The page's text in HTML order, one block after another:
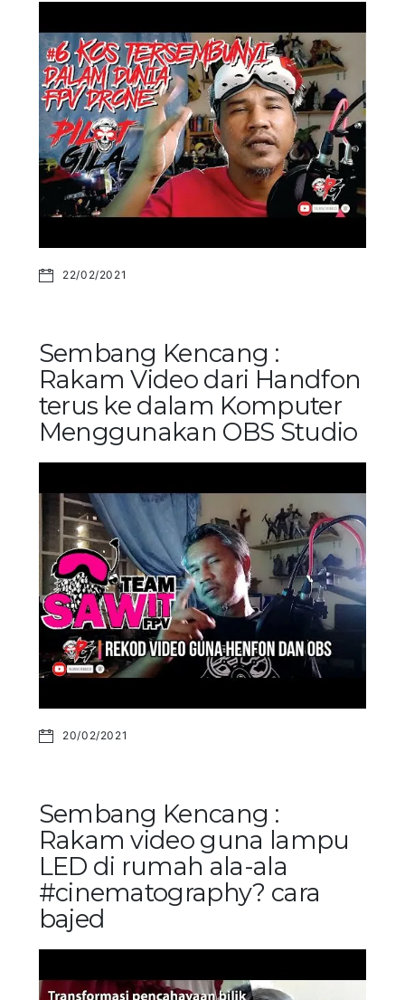
22/02/2021
Sembang Kencang :
Rakam Video dari Handfon
terus ke dalam Komputer
Menggunakan OBS Studio
20/02/2021
Sembang Kencang :
Rakam video guna lampu
LED di rumah ala-ala
#cinematography? cara
bajed